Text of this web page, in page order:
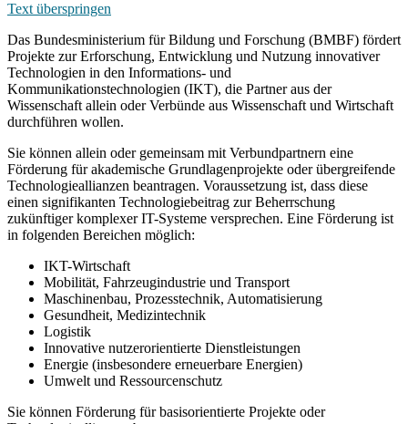
Text überspringen
Das Bundesministerium für Bildung und Forschung (BMBF) fördert
Projekte zur Erforschung, Entwicklung und Nutzung innovativer
Technologien in den Informations- und
Kommunikationstechnologien (IKT), die Partner aus der
Wissenschaft allein oder Verbünde aus Wissenschaft und Wirtschaft
durchführen wollen.
Sie können allein oder gemeinsam mit Verbundpartnern eine
Förderung für akademische Grundlagenprojekte oder übergreifende
Technologieallianzen beantragen. Voraussetzung ist, dass diese
einen signifikanten Technologiebeitrag zur Beherrschung
zukünftiger komplexer IT-Systeme versprechen. Eine Förderung ist
in folgenden Bereichen möglich:
IKT-Wirtschaft
Mobilität, Fahrzeugindustrie und Transport
Maschinenbau, Prozesstechnik, Automatisierung
Gesundheit, Medizintechnik
Logistik
Innovative nutzerorientierte Dienstleistungen
Energie (insbesondere erneuerbare Energien)
Umwelt und Ressourcenschutz
Sie können Förderung für basisorientierte Projekte oder